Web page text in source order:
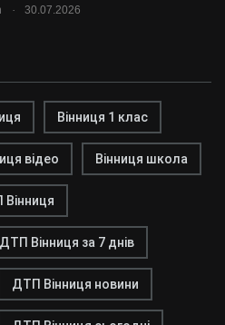
. 30.07.2026
Вінниця 1 клас
відео Вінниця школа
ДТП Вінниця за 7 днів
ДТП Вінниця новини